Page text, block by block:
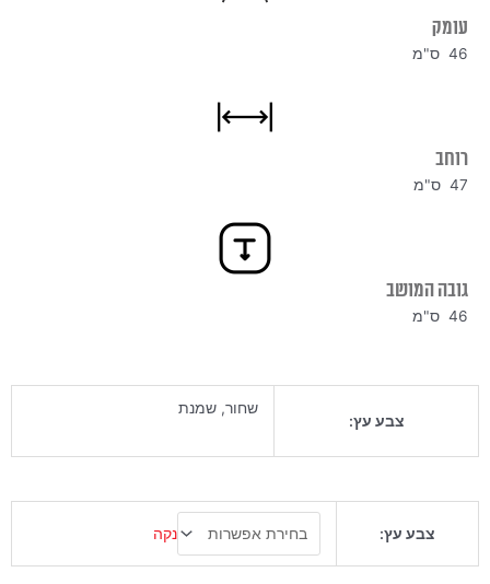
עומק
46 ס"מ
רוחב
47 ס"מ
גובה המושב
46 ס"מ
צבע עץ:
שחור, שמנת
צבע עץ: נקה